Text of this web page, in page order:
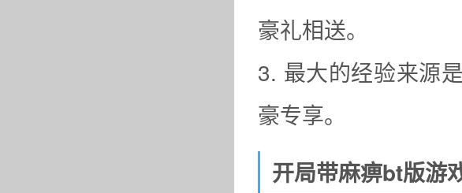
豪礼相送。
3. 最大的经验来源
豪专享。
开局带麻痹bt版游